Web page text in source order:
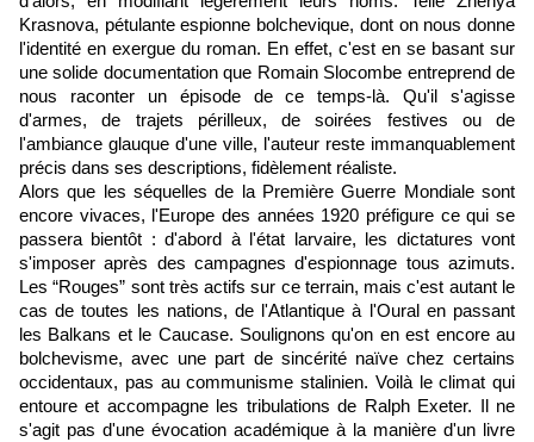
Krasnova, pétulante espionne bolchevique, dont on nous donne
l'identité en exergue du roman. En effet, c'est en se basant sur
une solide documentation que Romain Slocombe entreprend de
nous raconter un épisode de ce temps-là. Qu'il s'agisse
d'armes, de trajets périlleux, de soirées festives ou de
l'ambiance glauque d'une ville, l'auteur reste immanquablement
précis dans ses descriptions, fidèlement réaliste.
Alors que les séquelles de la Première Guerre Mondiale sont
encore vivaces, l'Europe des années 1920 préfigure ce qui se
passera bientôt : d'abord à l'état larvaire, les dictatures vont
s'imposer après des campagnes d'espionnage tous azimuts.
Les “Rouges” sont très actifs sur ce terrain, mais c'est autant le
cas de toutes les nations, de l'Atlantique à l'Oural en passant
les Balkans et le Caucase. Soulignons qu'on en est encore au
bolchevisme, avec une part de sincérité naïve chez certains
occidentaux, pas au communisme stalinien. Voilà le climat qui
entoure et accompagne les tribulations de Ralph Exeter. Il ne
s'agit pas d'une évocation académique à la manière d'un livre